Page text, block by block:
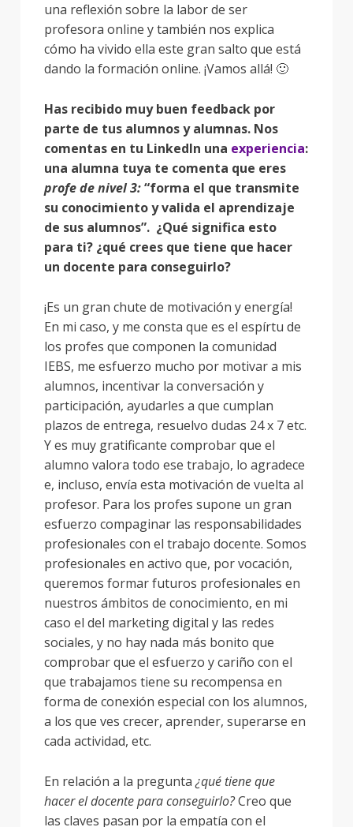
una reflexión sobre la labor de ser
profesora online y también nos explica
cómo ha vivido ella este gran salto que está
dando la formación online. ¡Vamos allá! 🙂
Has recibido muy buen feedback por
parte de tus alumnos y alumnas. Nos
comentas en tu LinkedIn una experiencia:
una alumna tuya te comenta que eres
profe de nivel 3:“forma el que transmite
su conocimiento y valida el aprendizaje
de sus alumnos”. ¿Qué significa esto
para ti? ¿qué crees que tiene que hacer
un docente para conseguirlo?
¡Es un gran chute de motivación y energía!
En mi caso, y me consta que es el espírtu de
los profes que componen la comunidad
IEBS, me esfuerzo mucho por motivar a mis
alumnos, incentivar la conversación y
participación, ayudarles a que cumplan
plazos de entrega, resuelvo dudas 24 x 7 etc.
Y es muy gratificante comprobar que el
alumno valora todo ese trabajo, lo agradece
e, incluso, envía esta motivación de vuelta al
profesor. Para los profes supone un gran
esfuerzo compaginar las responsabilidades
profesionales con el trabajo docente. Somos
profesionales en activo que, por vocación,
queremos formar futuros profesionales en
nuestros ámbitos de conocimiento, en mi
caso el del marketing digital y las redes
sociales, y no hay nada más bonito que
comprobar que el esfuerzo y cariño con el
que trabajamos tiene su recompensa en
forma de conexión especial con los alumnos,
a los que ves crecer, aprender, superarse en
cada actividad, etc.
En relación a la pregunta¿qué tiene que
hacer el docente para conseguirlo?Creo que
las claves pasan por la empatía con el